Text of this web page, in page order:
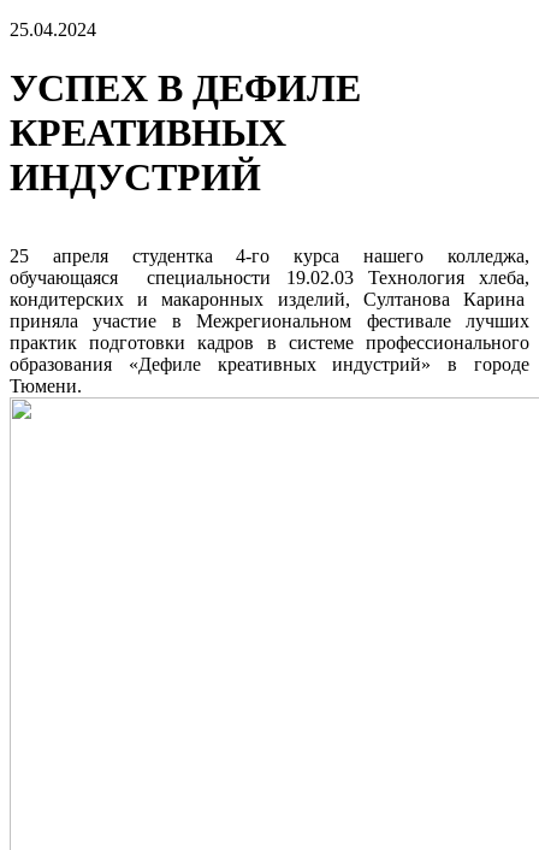
25.04.2024
УСПЕХ В ДЕФИЛЕ
КРЕАТИВНЫХ
ИНДУСТРИЙ
25 апреля студентка 4-го курса нашего колледжа,
обучающаяся специальности 19.02.03 Технология хлеба,
кондитерских и макаронных изделий, Султанова Карина
приняла участие в Межрегиональном фестивале лучших
практик подготовки кадров в системе профессионального
образования «Дефиле креативных индустрий» в городе
Тюмени.